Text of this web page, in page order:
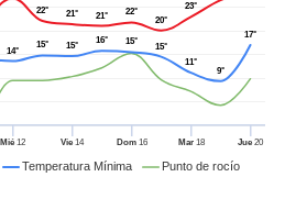
Temperatura Mínima Punto de rocío
Mié 12 Vie 14 Dom16 Mar18 Jue 20
22° 21° 21°
22°
20°
23°
14°
15° 15°
16° 15°
15°
11°
9°
17°